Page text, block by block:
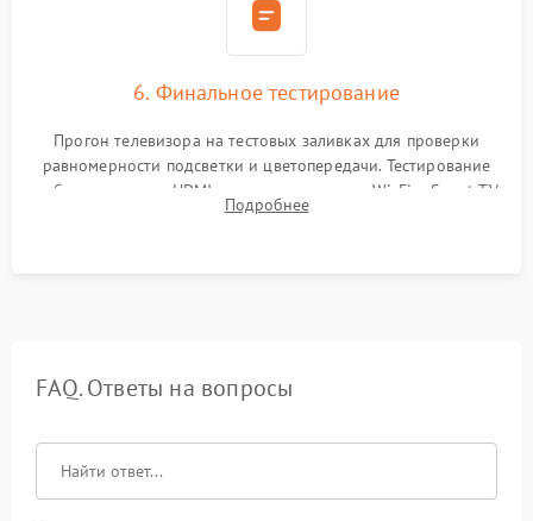
6. Финальное тестирование
Прогон телевизора на тестовых заливках для проверки
равномерности подсветки и цветопередачи. Тестирование
работы разъемов HDMI, динамиков, модуля Wi-Fi и Smart TV
в рабочем режиме в течение нескольких часов.
Подробнее
FAQ. Ответы на вопросы